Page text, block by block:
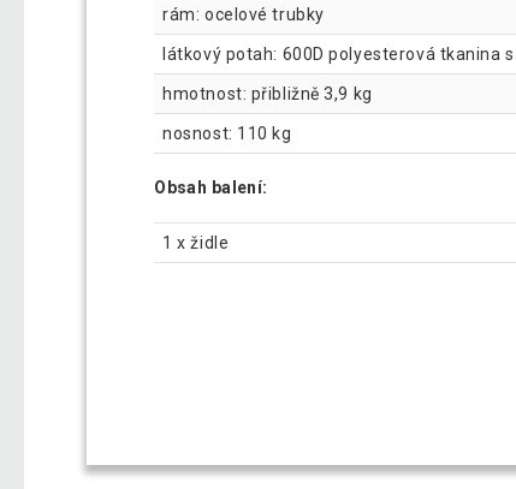
rám: ocelové trubky
látkový potah: 600D polyesterová tkanina s
hmotnost: přibližně 3,9 kg
nosnost: 110 kg
Obsah balení:
1 x židle